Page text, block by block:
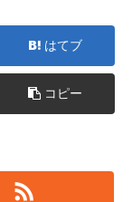
はてブ
コピー